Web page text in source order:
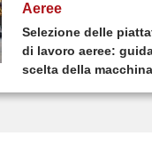
Aeree
Selezione delle
di lavoro aeree:
scelta della